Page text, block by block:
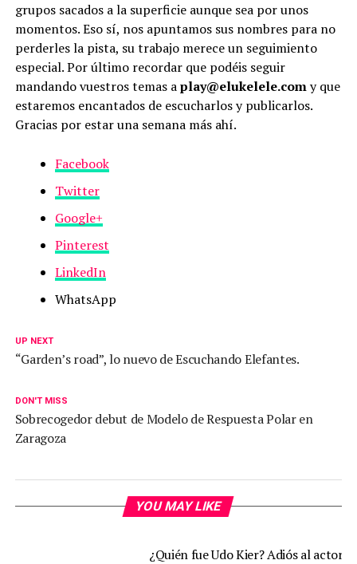
grupos sacados a la superficie aunque sea por unos
momentos. Eso sí, nos apuntamos sus nombres para no
perderles la pista, su trabajo merece un seguimiento
especial. Por último recordar que podéis seguir
mandando vuestros temas aplay@elukelele.comy que
estaremos encantados de escucharlos y publicarlos.
Gracias por estar una semana más ahí.
Facebook
Twitter
Google+
Pinterest
LinkedIn
WhatsApp
UP NEXT
“Garden’s road”, lo nuevo de Escuchando Elefantes.
DON'T MISS
Sobrecogedor debut de Modelo de Respuesta Polar en
Zaragoza
YOU MAY LIKE
¿Quién fue Udo Kier? Adiós al actor